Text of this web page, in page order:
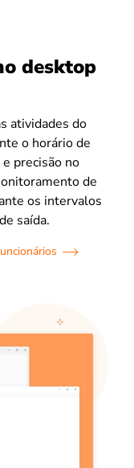
desktop
atividades do
o horário de
precisão no
de
os intervalos
saída.